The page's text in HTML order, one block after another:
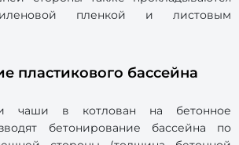
пленкой и листовым
пластикового бассейна
чаши в котлован на бетонное
бетонирование бассейна по